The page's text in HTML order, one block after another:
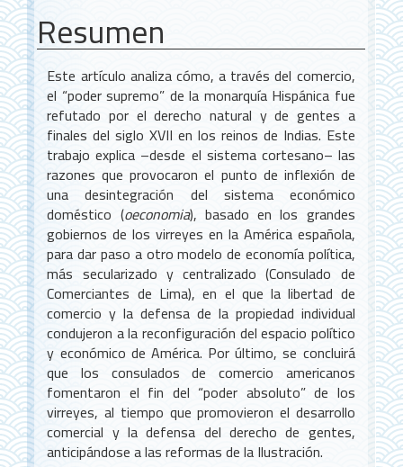
Resumen
Este artículo analiza cómo, a través del comercio,
el “poder supremo” de la monarquía Hispánica fue
refutado por el derecho natural y de gentes a
finales del siglo XVII en los reinos de Indias. Este
trabajo explica –desde el sistema cortesano– las
razones que provocaron el punto de inflexión de
una desintegración del sistema económico
doméstico (oeconomia), basado en los grandes
gobiernos de los virreyes en la América española,
para dar paso a otro modelo de economía política,
más secularizado y centralizado (Consulado de
Comerciantes de Lima), en el que la libertad de
comercio y la defensa de la propiedad individual
condujeron a la reconfiguración del espacio político
y económico de América. Por último, se concluirá
que los consulados de comercio americanos
fomentaron el fin del “poder absoluto” de los
virreyes, al tiempo que promovieron el desarrollo
comercial y la defensa del derecho de gentes,
anticipándose a las reformas de la Ilustración.